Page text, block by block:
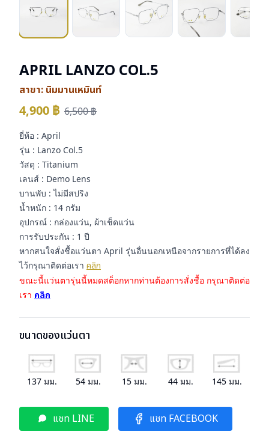
APRIL LANZO COL.5
สาขา: นิมมานเหมินท์
4,900 ฿ 6,500฿
ยี่ห้อ : April
รุ่น : Lanzo Col.5
วัสดุ : Titanium
เลนส์ : Demo Lens
บานพับ : ไม่มีสปริง
น้ำหนัก : 14 กรัม
อุปกรณ์ : กล่องแว่น, ผ้าเช็ดแว่น
การรับประกัน : 1 ปี
หากสนใจสั่งชื้อแว่นตา April รุ่นอื่นนอกเหนือจากรายการที่ได้ลง
ไว้กรุณาติดต่อเรา คลิก
ขณะนี้แว่นตารุ่นนี้หมดสต็อกหากท่านต้องการสั่งชื้อ กรุณาติดต่อ
เรา คลิก
ขนาดของแว่นตา
137 มม. 54 มม. 15มม. 44มม. 145มม.
แชท LINE แชท FACEBOOK